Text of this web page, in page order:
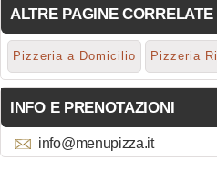
ALTRE PAGINE CORRELATE
Pizzeria a Domicilio Pizzeria
INFO E PRENOTAZIONI
info@menupizza.it